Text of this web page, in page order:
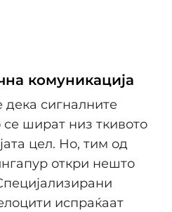
комуникација
сигналните
шират низ ткивото
цел. Но, тим од
откри нешто
испраќаат